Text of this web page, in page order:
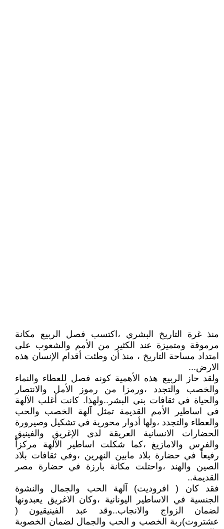
منذ غرة التاريخ البشري ،اكتسب فصل الربيع مكانة
مرموقة ومتميزة عند الكثير من الأمم والشعوب على
امتداد مساحة التاريخ ، منذ أن وطئت أقدام الإنسان هذه
الارض...
ولقد حاز الربيع هذه الأهمية كونه فصل للعطاء والنماء
والخصب والتجدد ،ورمزا من رموز الأمل والانتصار
والحياة في ثقافات بني البشر..ولهذا. كانت أغلب الآلهة
فى اساطير الأمم القديمة تمثل آلهة الخصب والحب
والعطاء والتجدد ،ولها أدوار محورية في تشكيل وصيرورة
الحضارات الانسانية العريقة لدى الإغريق والفينيق
والفرس والامازيغ ،كما شكلت اساطير الآلهة مركزاً
رفيعاً في حضارة بلاد مابين النهرين ،وفي ثقافات بلاد
الصين والهند ،واحتلت مكانة بارزة في حضارة مصر
القديمة..
فقد كان ( افروديت) آلهة الحب والجمال والنشوة
الجنسية في الاساطير اليونانية ،وكان الاغريق يعبدونها
لضمان الزواج والانجاب..وقد عبد الفينيقيون (
عشتروت)ربة الخصب و الحب والجمال لضمان الخصوبة